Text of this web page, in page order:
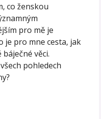
co ženskou
pro mě je
je pro mne cesta, jak
věci.
pohledech